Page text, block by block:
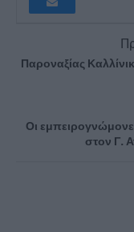
Παροναξίας
Οι
στον Γ.